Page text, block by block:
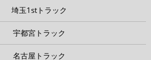
埼玉1stトラック
宇都宮トラック
名古屋トラック